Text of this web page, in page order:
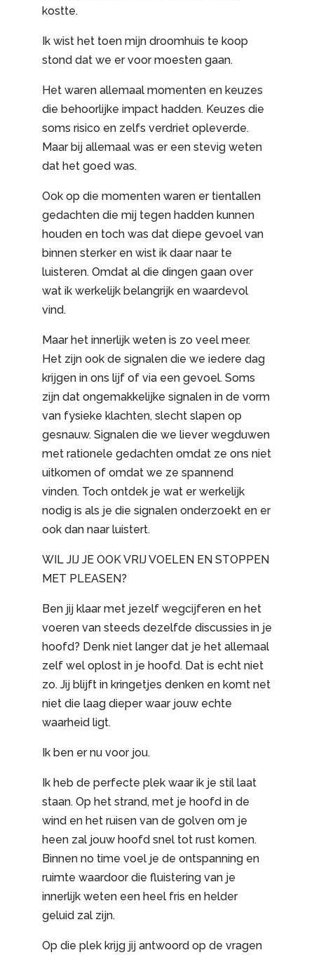
kostte.
Ik wist het toen mijn droomhuis te koop
stond dat we er voor moesten gaan.
Het waren allemaal momenten en keuzes
die behoorlijke impact hadden. Keuzes die
soms risico en zelfs verdriet opleverde.
Maar bij allemaal was er een stevig weten
dat het goed was.
Ook op die momenten waren er tientallen
gedachten die mij tegen hadden kunnen
houden en toch was dat diepe gevoel van
binnen sterker en wist ik daar naar te
luisteren. Omdat al die dingen gaan over
wat ik werkelijk belangrijk en waardevol
vind.
Maar het innerlijk weten is zo veel meer.
Het zijn ook de signalen die we iedere dag
krijgen in ons lijf of via een gevoel. Soms
zijn dat ongemakkelijke signalen in de vorm
van fysieke klachten, slecht slapen op
gesnauw. Signalen die we liever wegduwen
met rationele gedachten omdat ze ons niet
uitkomen of omdat we ze spannend
vinden. Toch ontdek je wat er werkelijk
nodig is als je die signalen onderzoekt en er
ook dan naar luistert.
WIL JIJ JE OOK VRIJ VOELEN EN STOPPEN
MET PLEASEN?
Ben jij klaar met jezelf wegcijferen en het
voeren van steeds dezelfde discussies in je
hoofd? Denk niet langer dat je het allemaal
zelf wel oplost in je hoofd. Dat is echt niet
zo. Jij blijft in kringetjes denken en komt net
niet die laag dieper waar jouw echte
waarheid ligt.
Ik ben er nu voor jou.
Ik heb de perfecte plek waar ik je stil laat
staan. Op het strand, met je hoofd in de
wind en het ruisen van de golven om je
heen zal jouw hoofd snel tot rust komen.
Binnen no time voel je de ontspanning en
ruimte waardoor die fluistering van je
innerlijk weten een heel fris en helder
geluid zal zijn.
Op die plek krijg jij antwoord op de vragen